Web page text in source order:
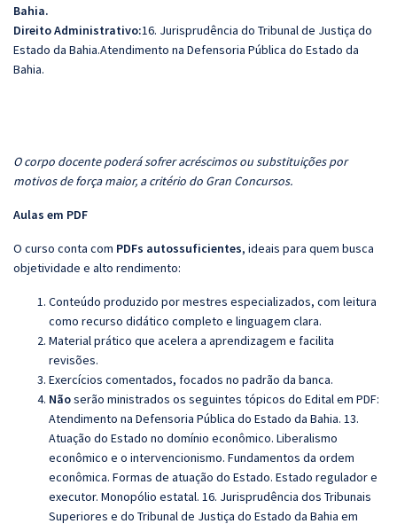
Bahia.
Direito Administrativo:16. Jurisprudência do Tribunal de Justiça do
Estado da Bahia.Atendimento na Defensoria Pública do Estado da
Bahia.
O corpo docente poderá sofrer acréscimos ou substituições por
motivos de força maior, a critério do Gran Concursos.
Aulas em PDF
O curso conta com PDFs autossuficientes, ideais para quem busca
objetividade e alto rendimento:
Conteúdo produzido por mestres especializados, com leitura
como recurso didático completo e linguagem clara.
Material prático que acelera a aprendizagem e facilita
revisões.
Exercícios comentados, focados no padrão da banca.
Nãoserão ministrados os seguintes tópicos do Edital em PDF:
Atendimento na Defensoria Pública do Estado da Bahia. 13.
Atuação do Estado no domínio econômico. Liberalismo
econômico e o intervencionismo. Fundamentos da ordem
econômica. Formas de atuação do Estado. Estado regulador e
executor. Monopólio estatal. 16. Jurisprudência dos Tribunais
Superiores e do Tribunal de Justiça do Estado da Bahia em